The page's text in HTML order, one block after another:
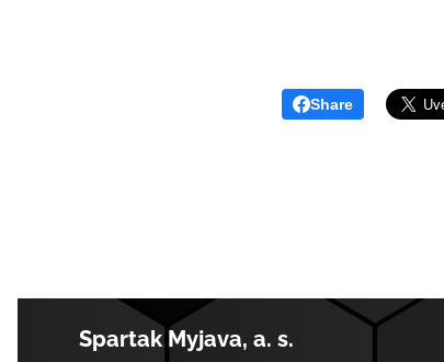
Share
Spartak Myjava, a. s.